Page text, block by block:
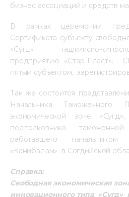
бизнес ассоциаций и средств
В рамках церемонии
Сертификата субъекту
«Сугд» таджикско-
предприятию «Стар-Пласт».
пятым субъектом,
Так же состоится
Начальника Таможенного
экономической зоне
подполковника
работавшего
«Канибадам»  в Согдийской
Справка:
Свободная экономическая
инновационного типа  «Сугд»